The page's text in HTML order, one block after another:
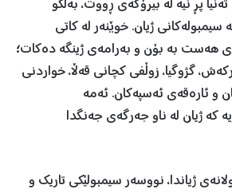
پڕ نیە لە بیرۆکەی ڕووت، بەڵکو
ژیان. خوێنەر لە کاتی
هەست بە بۆن و بەرامەی ژینگە دەکات؛
گژوگیا، زوڵفی کچانی قەڵا، خواردنی
و ئارەقەی ئەسپەکان. ئەمە
کە ژیان لە ناو جەرگەی جەنگدا
ژیاندا، نووسەر سیمبولێکی تاریك و